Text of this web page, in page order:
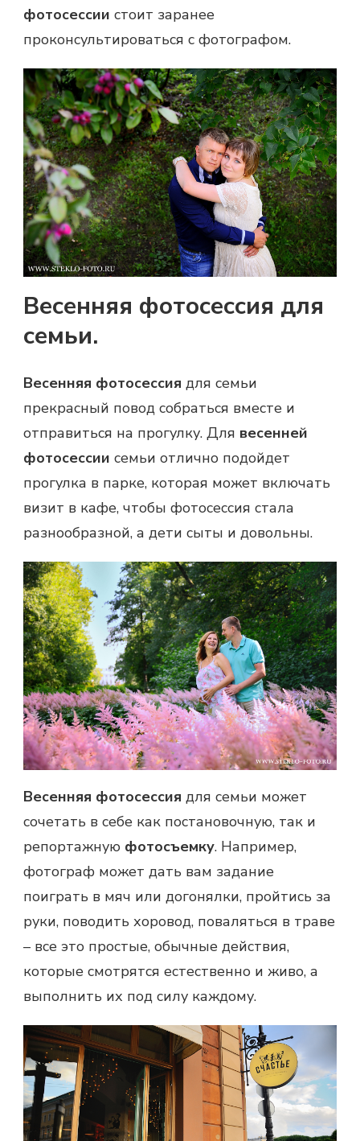
фотосессии стоит заранее
проконсультироваться с фотографом.
Весенняя фотосессия для
семьи.
Весенняя фотосессия для семьи
прекрасный повод собраться вместе и
отправиться на прогулку. Для весенней
фотосессии семьи отлично подойдет
прогулка в парке, которая может включать
визит в кафе, чтобы фотосессия стала
разнообразной, а дети сыты и довольны.
Весенняя фотосессия для семьи может
сочетать в себе как постановочную, так и
репортажную фотосъемку. Например,
фотограф может дать вам задание
поиграть в мяч или догонялки, пройтись за
руки, поводить хоровод, поваляться в траве
– все это простые, обычные действия,
которые смотрятся естественно и живо, а
выполнить их под силу каждому.